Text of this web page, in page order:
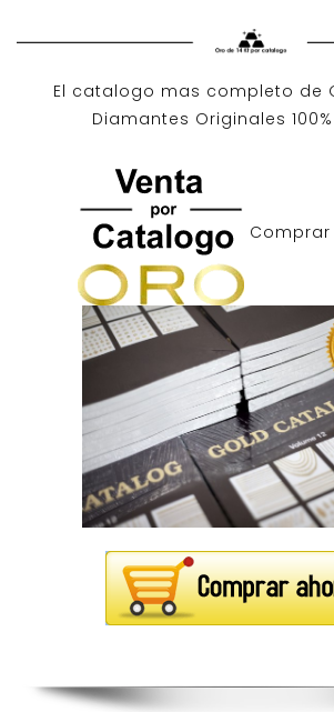
El catalogo mas completo de
Diamantes Originales
Comprar